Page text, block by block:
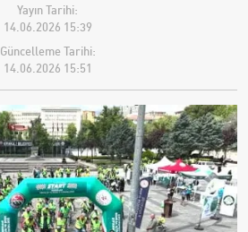
Yayın Tarihi:
14.06.2026 15:39
Güncelleme Tarihi:
14.06.2026 15:51